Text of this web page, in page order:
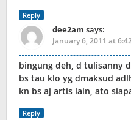
Reply
dee2am says:
January 6, 2011 at
bingung deh, d tulisanny
bs tau klo yg dmaksud adlh
kn bs aj artis lain, ato
Reply